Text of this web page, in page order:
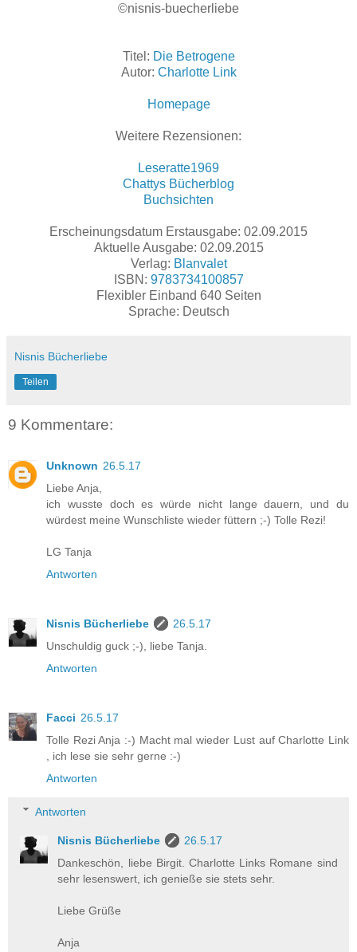
©nisnis-buecherliebe
Titel: Die Betrogene
Autor: Charlotte Link
Homepage
Weitere Rezensionen:
Leseratte1969
Chattys Bücherblog
Buchsichten
Erscheinungsdatum Erstausgabe: 02.09.2015
Aktuelle Ausgabe: 02.09.2015
Verlag: Blanvalet
ISBN: 9783734100857
Flexibler Einband 640 Seiten
Sprache: Deutsch
Nisnis Bücherliebe
Teilen
9 Kommentare:
Unknown 26.5.17
Liebe Anja,
ich wusste doch es würde nicht lange dauern, und du
würdest meine Wunschliste wieder füttern ;-) Tolle Rezi!
LG Tanja
Antworten
Nisnis Bücherliebe
26.5.17
Unschuldig guck ;-), liebe Tanja.
Antworten
Facci 26.5.17
Tolle Rezi Anja :-) Macht mal wieder Lust auf Charlotte Link
, ich lese sie sehr gerne :-)
Antworten
Antworten
Nisnis Bücherliebe
26.5.17
Dankeschön, liebe Birgit. Charlotte Links Romane sind
sehr lesenswert, ich genieße sie stets sehr.
Liebe Grüße
Anja